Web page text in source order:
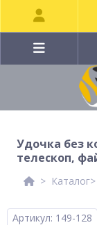
Удочка без
телескоп,
Каталог
Артикул: 149-128